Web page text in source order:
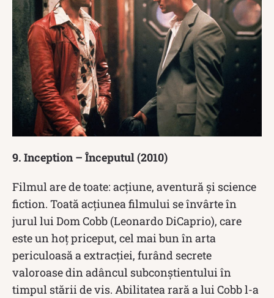
9. Inception – Începutul (2010)
Filmul are de toate: acțiune, aventură și science
fiction. Toată acțiunea filmului se învârte în
jurul lui Dom Cobb (Leonardo DiCaprio), care
este un hoț priceput, cel mai bun în arta
periculoasă a extracției, furând secrete
valoroase din adâncul subconștientului în
timpul stării de vis. Abilitatea rară a lui Cobb l-a